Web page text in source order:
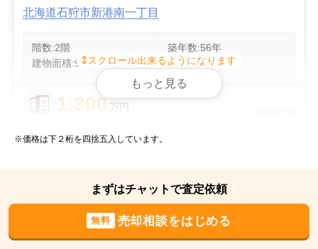
北海道石狩市新港南一丁目
階数:2階 築年数:56年
建物面積:93㎡ 土地面積:165 ㎡
1,300万円
北海道札幌市西区宮の沢四条五丁目
㎡ 土地面積:189
1,200万円 2024年7月
スクロール出来るようになります
もっと見る
※価格は下２桁を四捨五入しています。
まずはチャットで査定依頼
無料 売却相談をはじめる